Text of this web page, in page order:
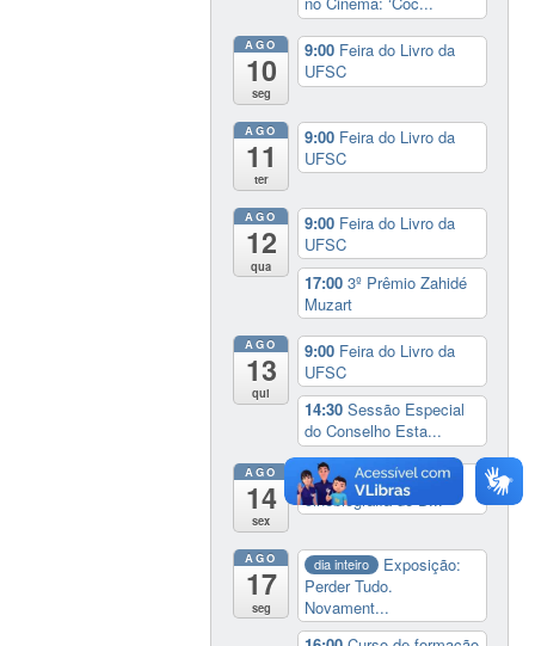
AGO
10
seg
9:00 Feira do Livro da
UFSC
AGO
11
ter
9:00 Feira do Livro da
UFSC
AGO
12
qua
9:00 Feira do Livro da
UFSC
17:003º Prêmio Zahidé
Muzart
AGO
13
qui
9:00 Feira do Livro da
UFSC
14:30Sessão Especial
do Conselho Esta...
AGO
14
sex
14:00 Lançamento da
cinebiografia de D...
AGO
17
seg
dia inteiro
Exposição:
Perder Tudo.
Novament...